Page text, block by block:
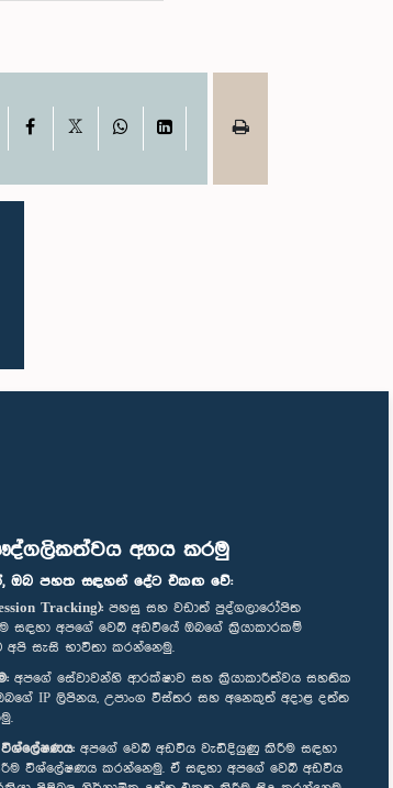
අගය කරමු
ඔබ පහත සඳහන් දේට එකඟ වේ:
Tracking): පහසු සහ වඩාත් පුද්ගලාරෝපිත
සඳහා අපගේ වෙබ් අඩවියේ ඔබගේ ක්‍රියාකාරකම්
සැසි භාවිතා කරන්නෙමු.
අපගේ සේවාවන්හි ආරක්ෂාව සහ ක්‍රියාකාරීත්වය සහතික
IP ලිපිනය, උපාංග විස්තර සහ අනෙකුත් අදාළ දත්ත
අපගේ වෙබ් අඩවිය වැඩිදියුණු කිරීම සඳහා
විශ්ලේෂණය කරන්නෙමු. ඒ සඳහා අපගේ වෙබ් අඩවිය
Facebook WhatsAppLinkedIn